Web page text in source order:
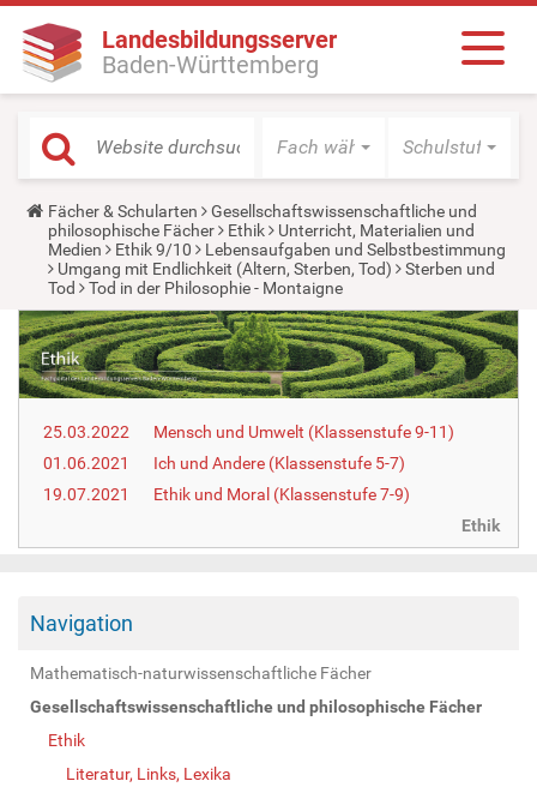
Landesbildungsserver
Baden-Württemberg
Fach wählen Schulstufe
Y
o
u
a
r
e
h
e
r
e
:
Fächer & Schularten
Gesellschaftswissenschaftliche und
philosophische Fächer
Ethik
Unterricht, Materialien und
Medien
Ethik 9/10
Lebensaufgaben und Selbstbestimmung
Umgang mit Endlichkeit (Altern, Sterben, Tod)
Sterben und
Tod
Tod in der Philosophie - Montaigne
25.03.2022
Mensch und Umwelt (Klassenstufe 9-11)
01.06.2021
Ich und Andere (Klassenstufe 5-7)
19.07.2021
Ethik und Moral (Klassenstufe 7-9)
Ethik
Navigation
Mathematisch-naturwissenschaftliche Fächer
Gesellschaftswissenschaftliche und philosophische Fächer
Ethik
Literatur, Links, Lexika